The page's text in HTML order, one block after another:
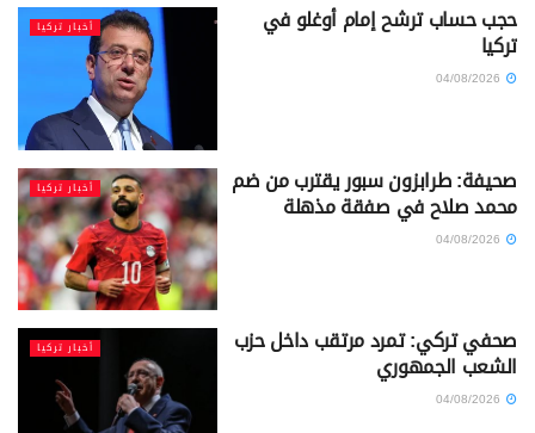
أخبار تركيا حجب حساب ترشح إمام أوغلو في
تركيا
أخبار تركيا صحيفة: طرابزون سبور يقترب من ضم
محمد صلاح في صفقة مذهلة
أخبار تركيا صحفي تركي: تمرد مرتقب داخل حزب
الشعب الجمهوري